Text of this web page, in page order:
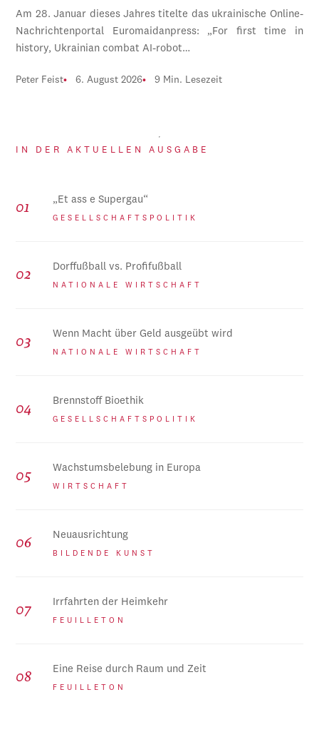
Am 28. Januar dieses Jahres titelte das ukrainische Online-
Nachrichtenportal Euromaidanpress: „For first time in
history, Ukrainian combat AI-robot…
Peter Feist 6. August 2026 9 Min. Lesezeit
IN DER AKTUELLEN AUSGABE
„Et ass e Supergau“
GESELLSCHAFTSPOLITIK
Dorffußball vs. Profifußball
NATIONALE WIRTSCHAFT
Wenn Macht über Geld ausgeübt wird
NATIONALE WIRTSCHAFT
Brennstoff Bioethik
GESELLSCHAFTSPOLITIK
Wachstumsbelebung in Europa
WIRTSCHAFT
Neuausrichtung
BILDENDE KUNST
Irrfahrten der Heimkehr
FEUILLETON
Eine Reise durch Raum und Zeit
FEUILLETON